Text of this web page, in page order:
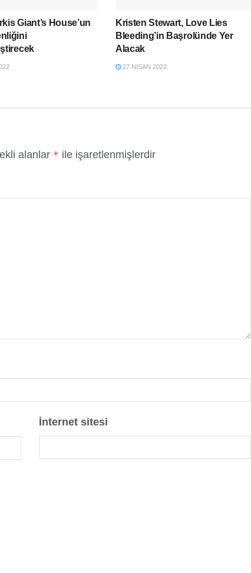
Giant’s House’un
Kristen Stewart, Love Lies
Bleeding’in Başrolünde Yer
Alacak
27 NISAN 2022
alanlar * ile işaretlenmişlerdir
İnternet sitesi